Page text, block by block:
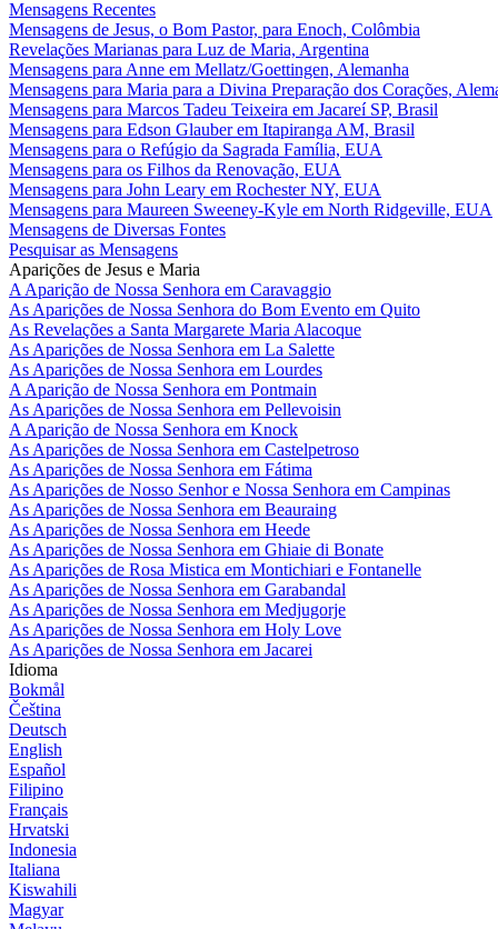
Mensagens Recentes
Mensagens de Jesus, o Bom Pastor, para Enoch, Colômbia
Revelações Marianas para Luz de Maria, Argentina
Mensagens para Anne em Mellatz/Goettingen, Alemanha
Mensagens para Maria para a Divina Preparação dos Corações,
Mensagens para Marcos Tadeu Teixeira em Jacareí SP, Brasil
Mensagens para Edson Glauber em Itapiranga AM, Brasil
Mensagens para o Refúgio da Sagrada Família, EUA
Mensagens para os Filhos da Renovação, EUA
Mensagens para John Leary em Rochester NY, EUA
Mensagens para Maureen Sweeney-Kyle em North Ridgeville, EUA
Mensagens de Diversas Fontes
Pesquisar as Mensagens
Aparições de Jesus e Maria
A Aparição de Nossa Senhora em Caravaggio
As Aparições de Nossa Senhora do Bom Evento em Quito
As Revelações a Santa Margarete Maria Alacoque
As Aparições de Nossa Senhora em La Salette
As Aparições de Nossa Senhora em Lourdes
A Aparição de Nossa Senhora em Pontmain
As Aparições de Nossa Senhora em Pellevoisin
A Aparição de Nossa Senhora em Knock
As Aparições de Nossa Senhora em Castelpetroso
As Aparições de Nossa Senhora em Fátima
As Aparições de Nosso Senhor e Nossa Senhora em Campinas
As Aparições de Nossa Senhora em Beauraing
As Aparições de Nossa Senhora em Heede
As Aparições de Nossa Senhora em Ghiaie di Bonate
As Aparições de Rosa Mistica em Montichiari e Fontanelle
As Aparições de Nossa Senhora em Garabandal
As Aparições de Nossa Senhora em Medjugorje
As Aparições de Nossa Senhora em Holy Love
As Aparições de Nossa Senhora em Jacarei
Idioma
Bokmål
Čeština
Deutsch
English
Español
Filipino
Français
Hrvatski
Indonesia
Italiana
Kiswahili
Magyar